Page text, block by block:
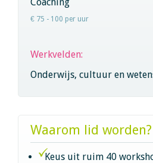
€ 75 - 100 per uur
Werkvelden:
Onderwijs, cultuur en
Waarom lid worden?
Keus uit ruim 40